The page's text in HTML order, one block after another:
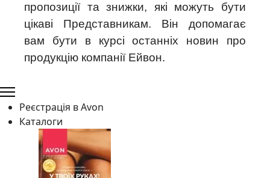
пропозиції та знижки, які можуть бути
цікаві Представникам. Він допомагає
вам бути в курсі останніх новин про
продукцію компанії Ейвон.
Реєстрація в Avon
Каталоги